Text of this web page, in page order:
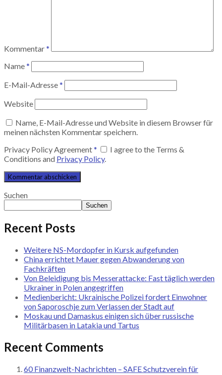
Kommentar*
Name*
E-Mail-Adresse*
Website
Name, E-Mail-Adresse und Website in diesem Browser für
meinen nächsten Kommentar speichern.
Privacy Policy Agreement*
I agree to the Terms &
Conditions and Privacy Policy.
Suchen
Suchen
Recent Posts
Weitere NS-Mordopfer in Kursk aufgefunden
China errichtet Mauer gegen Abwanderung von
Fachkräften
Von Beleidigung bis Messerattacke: Fast täglich werden
Ukrainer in Polen angegriffen
Medienbericht: Ukrainische Polizei fordert Einwohner
von Saporoschje zum Verlassen der Stadt auf
Moskau und Damaskus einigen sich über russische
Militärbasen in Latakia und Tartus
Recent Comments
60 Finanzwelt-Nachrichten – SAFE Schutzverein für